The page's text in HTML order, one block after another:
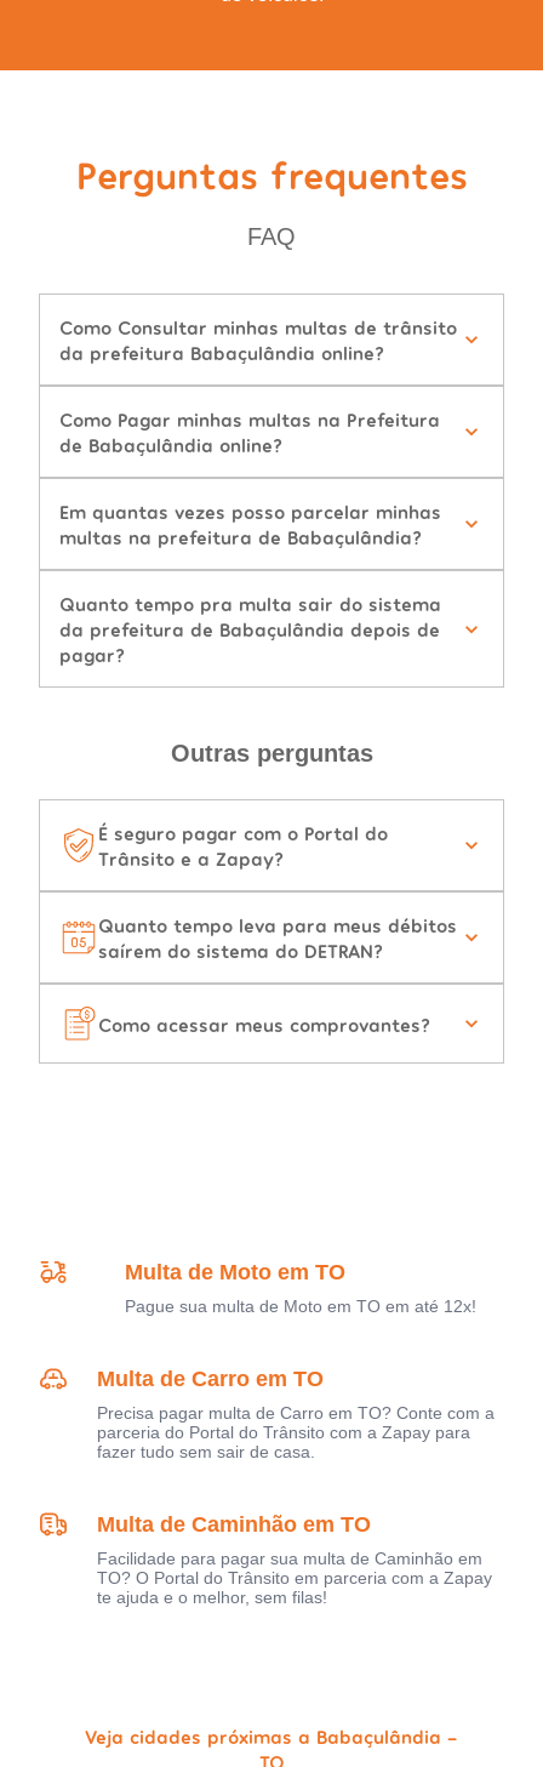
Perguntas frequentes
FAQ
Como Consultar minhas multas de trânsito
da prefeitura Babaçulândia online?
Como Pagar minhas multas na Prefeitura
de Babaçulândia online?
Em quantas vezes posso parcelar minhas
multas na prefeitura de Babaçulândia?
Quanto tempo pra multa sair do sistema
da prefeitura de Babaçulândia depois de
pagar?
Outras perguntas
É seguro pagar com o Portal do
Trânsito e a Zapay?
Quanto tempo leva para meus débitos
saírem do sistema do DETRAN?
Como acessar meus comprovantes?
Multa de Moto em TO
Pague sua multa de Moto em TO em até 12x!
Multa de Carro em TO
Precisa pagar multa de Carro em TO? Conte com a
parceria do Portal do Trânsito com a Zapay para
fazer tudo sem sair de casa.
Multa de Caminhão em TO
Facilidade para pagar sua multa de Caminhão em
TO? O Portal do Trânsito em parceria com a Zapay
te ajuda e o melhor, sem filas!
Veja cidades próximas a Babaçulândia -
TO